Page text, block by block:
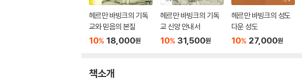
헤르만 바빙크의 기독
교와 믿음의 본질
10% 18,000원
헤르만 바빙크의 기독
교 신앙 안내서
10% 31,500원
헤르만 바빙크의 성도
다운 성도
10% 27,000원
책소개